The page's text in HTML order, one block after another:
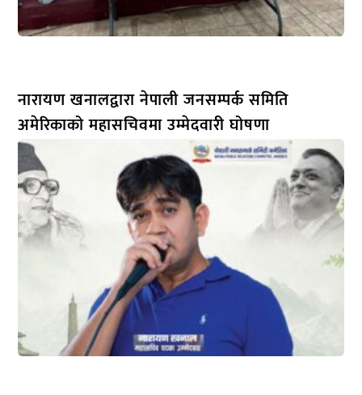
नारायण खनालद्वारा नेपाली जनसम्पर्क समिति
अमेरिकाको महासचिवमा उम्मेदवारी घोषणा